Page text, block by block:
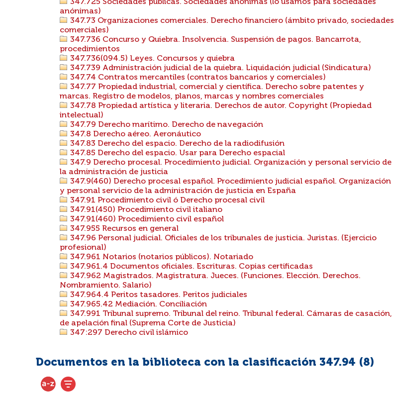
347.725 Sociedades públicas. Sociedades anónimas (lo usamos para sociedades
anónimas)
347.73 Organizaciones comerciales. Derecho financiero (ámbito privado, sociedades
comerciales)
347.736 Concurso y Quiebra. Insolvencia. Suspensión de pagos. Bancarrota,
procedimientos
347.736(094.5) Leyes. Concursos y quiebra
347.739 Administración judicial de la quiebra. Liquidación judicial (Sindicatura)
347.74 Contratos mercantiles (contratos bancarios y comerciales)
347.77 Propiedad industrial, comercial y científica. Derecho sobre patentes y
marcas. Registro de modelos, planos, marcas y nombres comerciales
347.78 Propiedad artística y literaria. Derechos de autor. Copyright (Propiedad
intelectual)
347.79 Derecho marítimo. Derecho de navegación
347.8 Derecho aéreo. Aeronáutico
347.83 Derecho del espacio. Derecho de la radiodifusión
347.85 Derecho del espacio. Usar para Derecho espacial
347.9 Derecho procesal. Procedimiento judicial. Organización y personal servicio de
la administración de justicia
347.9(460) Derecho procesal español. Procedimiento judicial español. Organización
y personal servicio de la administración de justicia en España
347.91 Procedimiento civil ó Derecho procesal civil
347.91(450) Procedimiento civil italiano
347.91(460) Procedimiento civil español
347.955 Recursos en general
347.96 Personal judicial. Oficiales de los tribunales de justicia. Juristas. (Ejercicio
profesional)
347.961 Notarios (notarios públicos). Notariado
347.961.4 Documentos oficiales. Escrituras. Copias certificadas
347.962 Magistrados. Magistratura. Jueces. (Funciones. Elección. Derechos.
Nombramiento. Salario)
347.964.4 Peritos tasadores. Peritos judiciales
347.965.42 Mediación. Conciliación
347.991 Tribunal supremo. Tribunal del reino. Tribunal federal. Cámaras de casación,
de apelación final (Suprema Corte de Justicia)
347:297 Derecho civil islámico
Documentos en la biblioteca con la clasificación 347.94 (8)